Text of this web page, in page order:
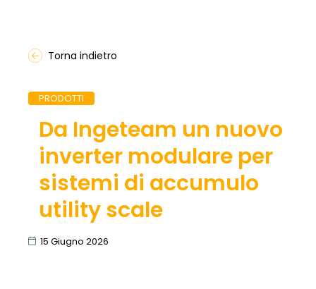
Torna indietro
PRODOTTI
Da Ingeteam un nuovo
inverter modulare per
sistemi di accumulo
utility scale
15 Giugno 2026